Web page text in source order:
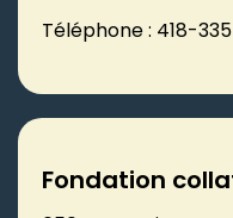
Téléphone : 418-
Fondation